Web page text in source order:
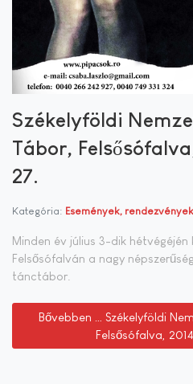
Székelyföldi
Tábor,
27.
Kategória: Események, rendezvények
Minden év július 3-dik hétvégéjén
Felsősófalván a nagy
tánctábor.
Bővebben … Székelyföldi
Felsősófalva,